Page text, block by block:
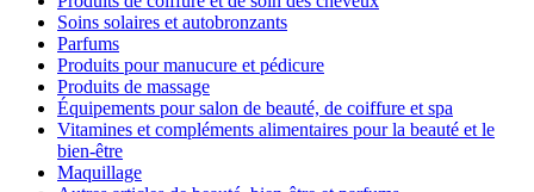
Soins solaires et autobronzants
Parfums
Produits pour manucure et pédicure
Produits de massage
Équipements pour salon de beauté, de coiffure et spa
Vitamines et compléments alimentaires pour la beauté et le
bien-être
Maquillage